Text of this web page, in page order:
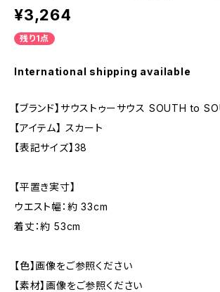
¥3,264
残り1点
International shipping available
【ブランド】サウストゥーサウス SOUTH to
【アイテム】 スカート
【表記サイズ】38
【平置き実寸】
ウエスト幅：約 33cm
着丈：約 53cm
【色】画像をご参照ください
【素材】画像をご参照ください